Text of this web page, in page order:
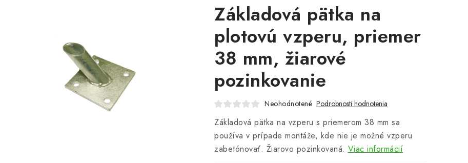
Základová pätka na
plotovú vzperu, priemer
38 mm, žiarové
pozinkovanie
Neohodnotené Podrobnosti hodnotenia
Základová pätka na vzperu s priemerom 38 mm sa
používa v prípade montáže, kde nie je možné vzperu
zabetónovať. Žiarovo pozinkovaná. Viac informácií